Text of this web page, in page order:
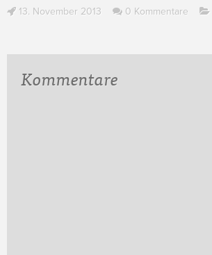
13. November 2013 0 Kommentare
Kommentare